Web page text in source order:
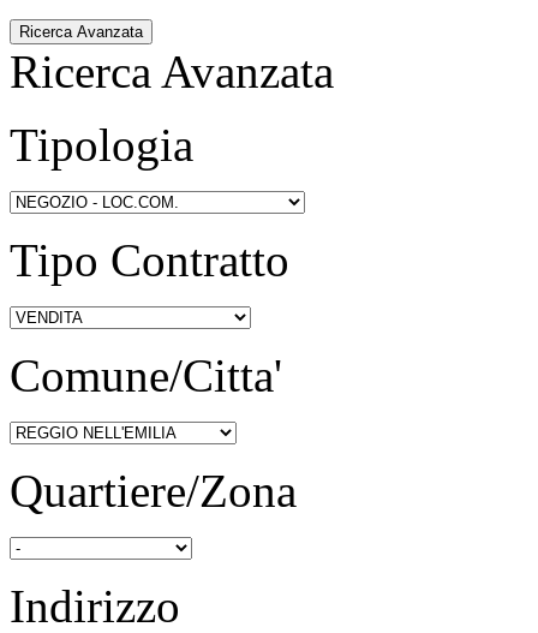
Ricerca Avanzata
Ricerca Avanzata
Tipologia
Tipo Contratto
Comune/Citta'
Quartiere/Zona
Indirizzo